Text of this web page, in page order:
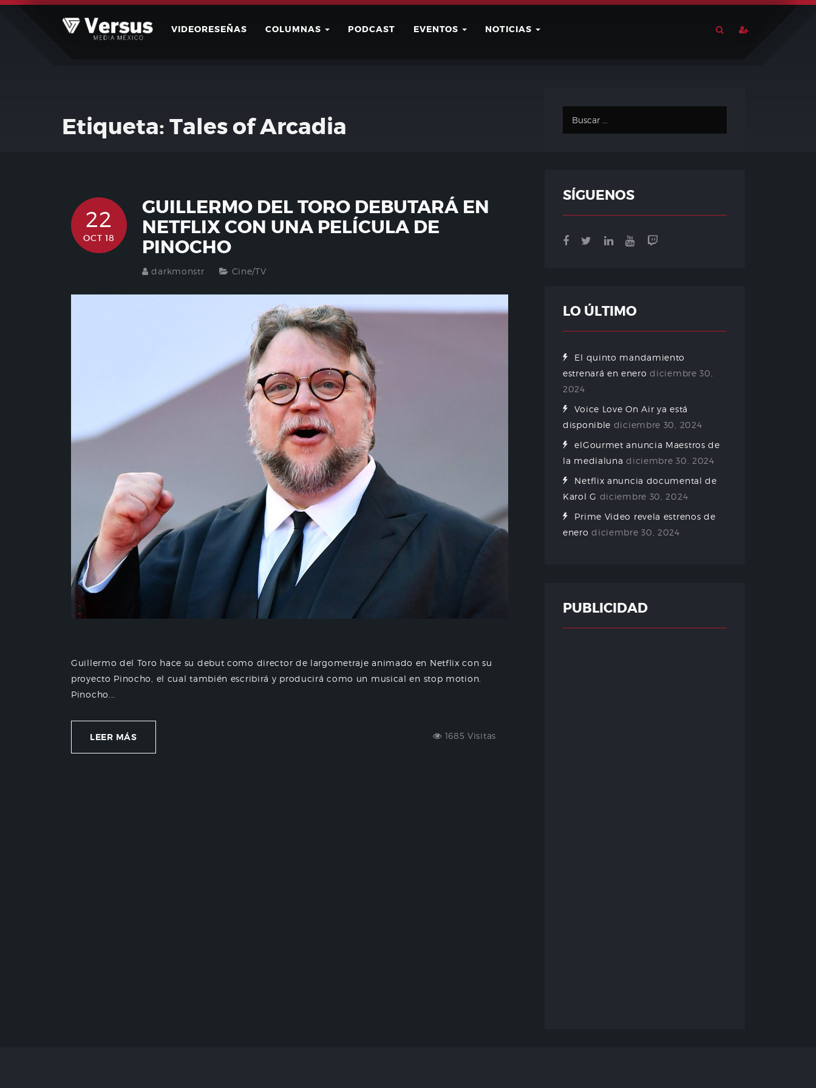
Skip
VIDEORESEÑAS COLUMNAS PODCAST EVENTOS NOTICIAS
Etiqueta:Tales of Arcadia
22
OCT 18
GUILLERMO DEL TORO DEBUTARÁ EN
NETFLIX CON UNA PELÍCULA DE
PINOCHO
darkmonstr Cine/TV
Guillermo del Toro hace su debut como director de largometraje animado en Netflix con su
proyecto Pinocho, el cual también escribirá y producirá como un musical en stop motion.
Pinocho...
LEER MÁS 1685 Visitas
SÍGUENOS
LO ÚLTIMO
El quinto mandamiento
estrenará en enero diciembre 30,
2024
Voice Love On Air ya está
disponible diciembre 30, 2024
elGourmet anuncia Maestros de
la medialuna diciembre 30, 2024
Netflix anuncia documental de
Karol G diciembre 30, 2024
Prime Video revela estrenos de
enero diciembre 30, 2024
PUBLICIDAD